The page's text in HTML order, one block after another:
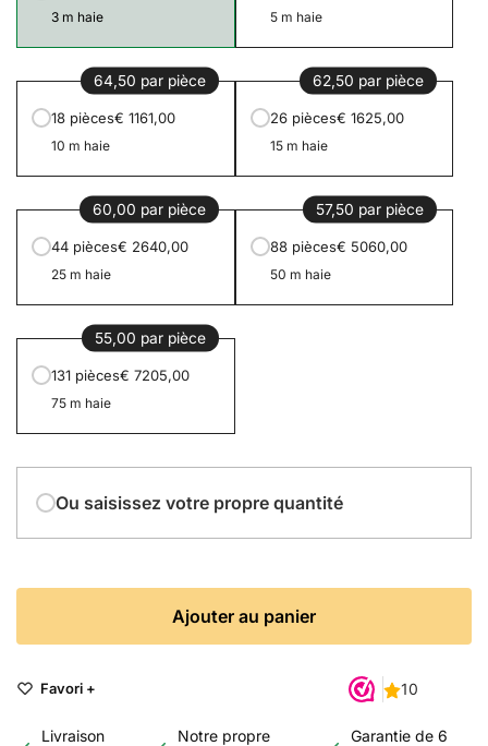
3 m haie 5 m haie
64,50 par pièce
18 pièces€ 1161,00
10 m haie
62,50 par pièce
26 pièces€ 1625,00
15 m haie
60,00 par pièce
44 pièces€ 2640,00
25 m haie
57,50 par pièce
88 pièces€ 5060,00
50 m haie
55,00 par pièce
131 pièces€ 7205,00
75 m haie
Ou saisissez votre propre quantité
Ajouter au panier
Favori +
Livraison Notre propre Garantie de 6